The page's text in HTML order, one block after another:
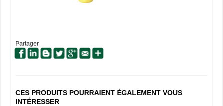
Partager
CES PRODUITS POURRAIENT ÉGALEMENT VOUS
INTÉRESSER